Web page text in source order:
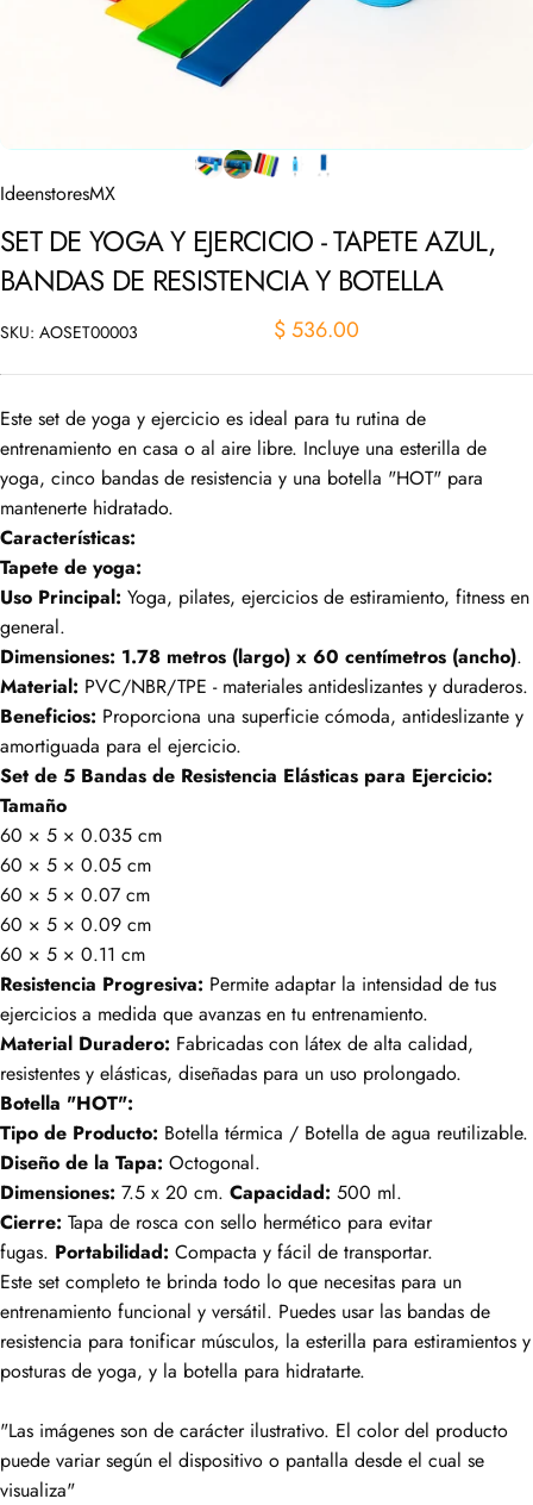
IdeenstoresMX
SET DE YOGAY EJERCICIO -TAPETEAZUL,
BANDAS DE RESISTENCIAY BOTELLA
SKU: AOSET00003 $ 536.00
Este set de yoga y ejercicio es ideal para tu rutina de
entrenamiento en casa o al aire libre. Incluye una esterilla de
yoga, cinco bandas de resistencia y una botella "HOT" para
mantenerte hidratado.
Características:
Tapete de yoga:
Uso Principal: Yoga, pilates, ejercicios de estiramiento, fitness en
general.
Dimensiones: 1.78 metros (largo) x 60 centímetros (ancho).
Material: PVC/NBR/TPE - materiales antideslizantes y duraderos.
Beneficios: Proporciona una superficie cómoda, antideslizante y
amortiguada para el ejercicio.
Set de 5 Bandas de Resistencia Elásticas para Ejercicio:
Tamaño
60 × 5 × 0.035 cm
60 × 5 × 0.05 cm
60 × 5 × 0.07 cm
60 × 5 × 0.09 cm
60 × 5 × 0.11 cm
Resistencia Progresiva: Permite adaptar la intensidad de tus
ejercicios a medida que avanzas en tu entrenamiento.
Material Duradero: Fabricadas con látex de alta calidad,
resistentes y elásticas, diseñadas para un uso prolongado.
Botella "HOT":
Tipo de Producto: Botella térmica / Botella de agua reutilizable.
Diseño de la Tapa: Octogonal.
Dimensiones: 7.5 x 20 cm. Capacidad: 500 ml.
Cierre: Tapa de rosca con sello hermético para evitar
fugas. Portabilidad: Compacta y fácil de transportar.
Este set completo te brinda todo lo que necesitas para un
entrenamiento funcional y versátil. Puedes usar las bandas de
resistencia para tonificar músculos, la esterilla para estiramientos y
posturas de yoga, y la botella para hidratarte.
"Las imágenes son de carácter ilustrativo. El color del producto
puede variar según el dispositivo o pantalla desde el cual se
visualiza"